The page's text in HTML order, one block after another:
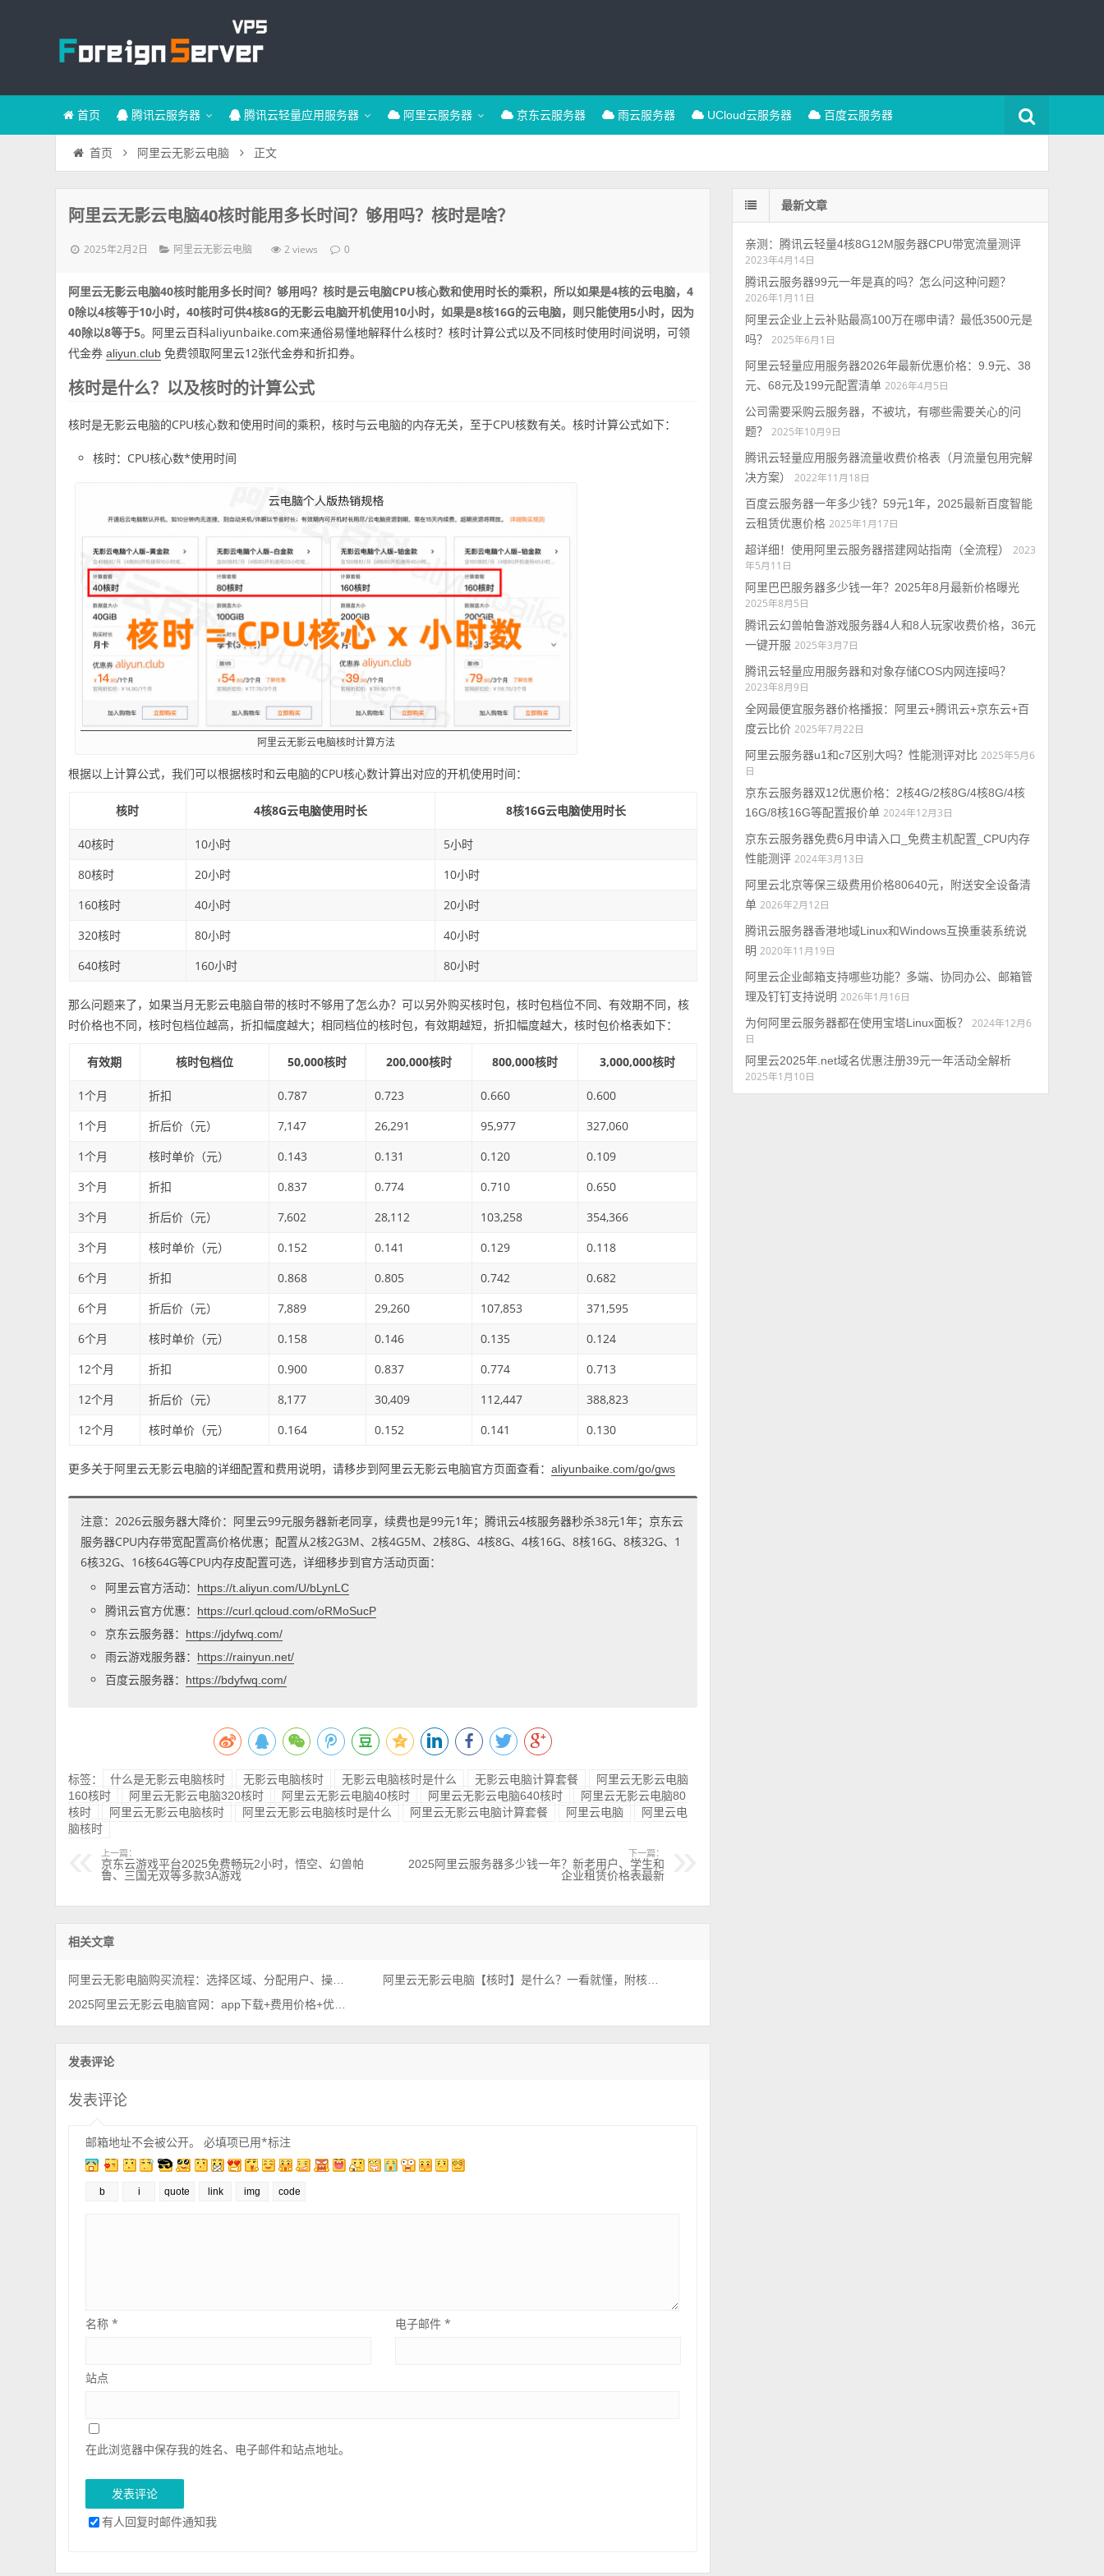
首页 腾讯云服务器 腾讯云轻量应用服务器 阿里云服务器 京东云服务器 雨云服务器 UCloud云服务器 百度云服务器
首页 阿里云无影云电脑 正文
阿里云无影云电脑40核时能用多长时间？够用吗？核时是啥？
2025年2月2日 阿里云无影云电脑 2 views 0
阿里云无影云电脑40核时能用多长时间？够用吗？核时是云电脑CPU核心数和使用时长的乘积，所以如果是4核的云电脑，4
0除以4核等于10小时，40核时可供4核8G的无影云电脑开机使用10小时，如果是8核16G的云电脑，则只能使用5小时，因为
40除以8等于5。阿里云百科aliyunbaike.com来通俗易懂地解释什么核时？核时计算公式以及不同核时使用时间说明，可领
代金券aliyun.club 免费领取阿里云12张代金券和折扣券。
核时是什么？以及核时的计算公式
核时是无影云电脑的CPU核心数和使用时间的乘积，核时与云电脑的内存无关，至于CPU核数有关。核时计算公式如下：
核时：CPU核心数*使用时间
阿里云无影云电脑核时计算方法
根据以上计算公式，我们可以根据核时和云电脑的CPU核心数计算出对应的开机使用时间：
核时 4核8G云电脑使用时长 8核16G云电脑使用时长
40核时 10小时
5小时
80核时
20小时
10小时
160核时
40小时
20小时
320核时
80小时
40小时
640核时
160小时 80小时
那么问题来了，如果当月无影云电脑自带的核时不够用了怎么办？可以另外购买核时包，核时包档位不同、有效期不同，核
时价格也不同，核时包档位越高，折扣幅度越大；相同档位的核时包，有效期越短，折扣幅度越大，核时包价格表如下：
有效期 核时包档位 50,000核时 200,000核时 800,000核时 3,000,000核时
1个月 折扣 0.787 0.723 0.660
0.600
1个月
折后价（元） 7,147 26,291 95,977
327,060
1个月
核时单价（元） 0.143 0.131 0.120
0.109
3个月
折扣 0.837 0.774 0.710
0.650
3个月
折后价（元） 7,602 28,112 103,258
354,366
3个月
核时单价（元） 0.152 0.141 0.129
0.118
6个月
折扣 0.868 0.805 0.742
0.682
6个月
折后价（元） 7,889 29,260 107,853
371,595
6个月
核时单价（元） 0.158 0.146 0.135
0.124
12个月
折扣 0.900 0.837 0.774
0.713
12个月
折后价（元） 8,177 30,409 112,447
388,823
12个月
核时单价（元） 0.164 0.152 0.141 0.130
更多关于阿里云无影云电脑的详细配置和费用说明，请移步到阿里云无影云电脑官方页面查看：aliyunbaike.com/go/gws
注意：2026云服务器大降价：阿里云99元服务器新老同享，续费也是99元1年；腾讯云4核服务器秒杀38元1年；京东云
服务器CPU内存带宽配置高价格优惠；配置从2核2G3M、2核4G5M、2核8G、4核8G、4核16G、8核16G、8核32G、1
6核32G、16核64G等CPU内存皮配置可选，详细移步到官方活动页面：
阿里云官方活动：
https://t.aliyun.com/U/bLynLC
腾讯云官方优惠： https://curl.qcloud.com/oRMoSucP
京东云服务器： https://jdyfwq.com/
雨云游戏服务器： https://rainyun.net/
百度云服务器： https://bdyfwq.com/
标签： 什么是无影云电脑核时 无影云电脑核时 无影云电脑核时是什么 无影云电脑计算套餐
阿里云无影云电脑
160核时
阿里云无影云电脑320核时 阿里云无影云电脑40核时 阿里云无影云电脑640核时
阿里云无影云电脑80
核时
阿里云无影云电脑核时 阿里云无影云电脑核时是什么 阿里云无影云电脑计算套餐 阿里云电脑
阿里云电
脑核时
上一篇：
京东云游戏平台2025免费畅玩2小时，悟空、幻兽帕
鲁、三国无双等多款3A游戏
下一篇：
2025阿里云服务器多少钱一年？新老用户、学生和
企业租赁价格表最新
相关文章
发表评论
发表评论
邮箱地址不会被公开。 必填项已用*标注
名称* 电子邮件 *
站点
在此浏览器中保存我的姓名、电子邮件和站点地址。
有人回复时邮件通知我
最新文章
亲测：腾讯云轻量4核8G12M服务器CPU带宽流量测评
2023年4月14日
腾讯云服务器99元一年是真的吗？怎么问这种问题？
2026年1月11日
阿里云企业上云补贴最高100万在哪申请？最低3500元是
吗？
2025年6月1日
阿里云轻量应用服务器2026年最新优惠价格：9.9元、38
元、68元及199元配置清单 2026年4月5日
公司需要采购云服务器，不被坑，有哪些需要关心的问
题？
2025年10月9日
腾讯云轻量应用服务器流量收费价格表（月流量包用完解
决方案）
2022年11月18日
百度云服务器一年多少钱？59元1年，2025最新百度智能
云租赁优惠价格 2025年1月17日
超详细！使用阿里云服务器搭建网站指南（全流程）
2023
年5月11日
阿里巴巴服务器多少钱一年？2025年8月最新价格曝光
2025年8月5日
腾讯云幻兽帕鲁游戏服务器4人和8人玩家收费价格，36元
一键开服 2025年3月7日
腾讯云轻量应用服务器和对象存储COS内网连接吗？
2023年8月9日
全网最便宜服务器价格播报：阿里云+腾讯云+京东云+百
度云比价 2025年7月22日
阿里云服务器u1和c7区别大吗？性能测评对比 2025年5月6
日
京东云服务器双12优惠价格：2核4G/2核8G/4核8G/4核
16G/8核16G等配置报价单 2024年12月3日
京东云服务器免费6月申请入口_免费主机配置_CPU内存
性能测评 2024年3月13日
阿里云北京等保三级费用价格80640元，附送安全设备清
单 2026年2月12日
腾讯云服务器香港地域Linux和Windows互换重装系统说
明 2020年11月19日
阿里云企业邮箱支持哪些功能？多端、协同办公、邮箱管
理及钉钉支持说明 2026年1月16日
为何阿里云服务器都在使用宝塔Linux面板？
2024年12月6
日
阿里云2025年.net域名优惠注册39元一年活动全解析
2025年1月10日